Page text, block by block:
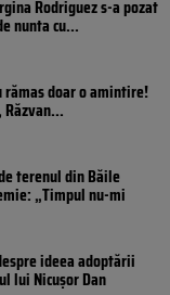
Rodriguez s-a pozat
nunta cu...
doar o amintire!
terenul din Băile
„Timpul nu-mi
ideea adoptării
lui Nicușor Dan